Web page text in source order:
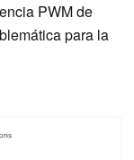
PWM de
para la